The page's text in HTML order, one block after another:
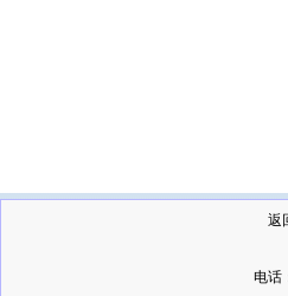
返
电话